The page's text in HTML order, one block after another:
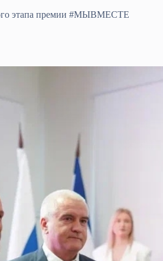
этапа премии #МЫВМЕСТЕ